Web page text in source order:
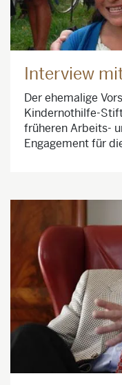
Interview
Der ehemalige
Kindernothilfe-
früheren Arbeits-
Engagement für